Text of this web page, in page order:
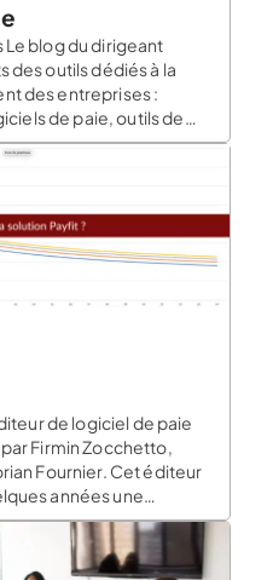
blog du dirigeant
des outils dédiés à la
des entreprises :
de paie, outils de
Ces outils sont de
pour les
100 % en ligne,
de logiciel de paie
Firmin Zocchetto,
Fournier. Cet éditeur
années une
de paie en ligne
PayFit revendique plus